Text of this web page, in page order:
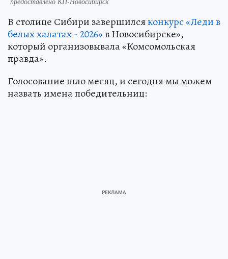
В столице Сибири завершилсяконкурс «Леди в
белых халатах - 2026»в Новосибирске»,
который организовывала «Комсомольская
правда».
Голосование шло месяц, и сегодня мы можем
назвать имена победительниц: